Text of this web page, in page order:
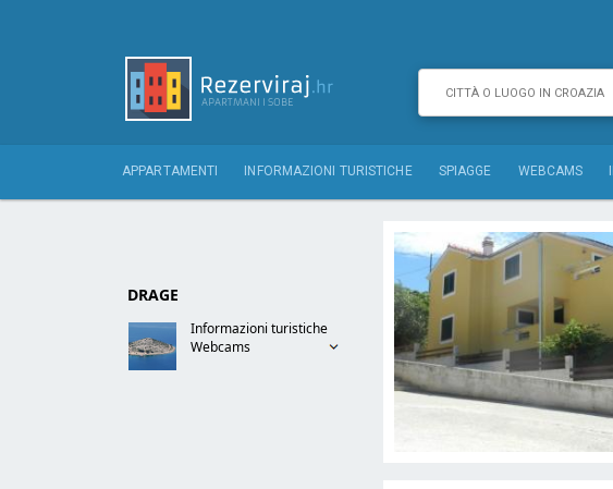
APPARTAMENTI INFORMAZIONI TURISTICHE SPIAGGE WEBCAMS
DRAGE
Informazioni turistiche
Webcams